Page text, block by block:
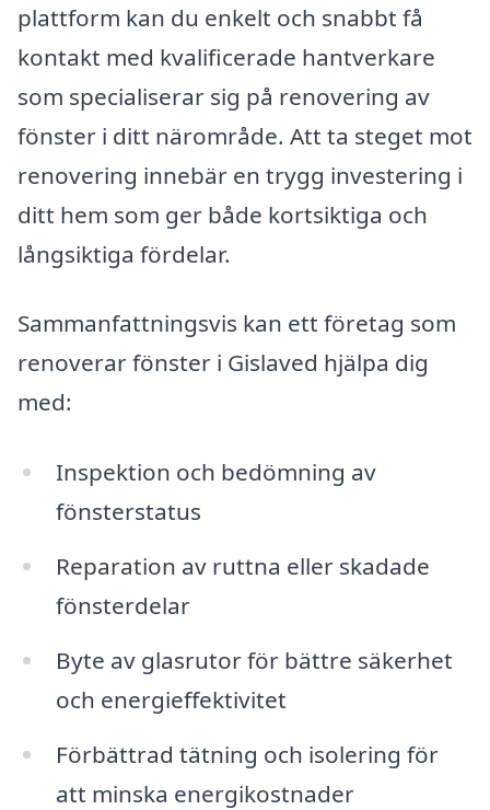
plattform kan du enkelt och snabbt få
kontakt med kvalificerade hantverkare
som specialiserar sig på renovering av
fönster i ditt närområde. Att ta steget mot
renovering innebär en trygg investering i
ditt hem som ger både kortsiktiga och
långsiktiga fördelar.
Sammanfattningsvis kan ett företag som
renoverar fönster i Gislaved hjälpa dig
med:
Inspektion och bedömning av
fönsterstatus
Reparation av ruttna eller skadade
fönsterdelar
Byte av glasrutor för bättre säkerhet
och energieffektivitet
Förbättrad tätning och isolering för
att minska energikostnader